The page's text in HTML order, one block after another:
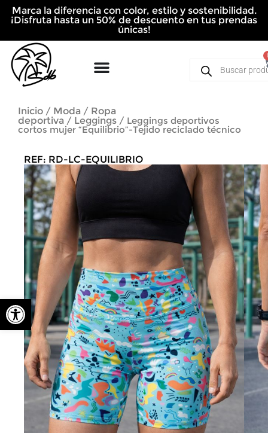
Abrir barra de herramientas
contenido
Marca la diferencia con color, estilo y sostenibilidad.
¡Disfruta hasta un 50% de descuento en tus prendas
únicas!
productos
Inicio / Moda / Ropa
deportiva / Leggings / Leggings deportivos
cortos mujer “Equilibrio”-Tejido reciclado técnico
REF: RD-LC-EQUILIBRIO